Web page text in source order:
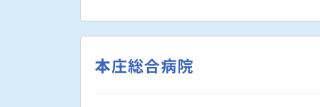
本庄総合病院